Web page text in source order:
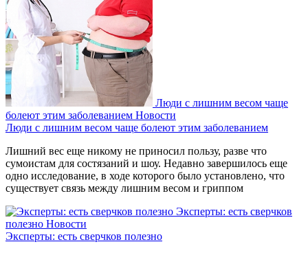
Люди с лишним весом чаще
болеют этим заболеванием Новости
Люди с лишним весом чаще болеют этим заболеванием
Лишний вес еще никому не приносил пользу, разве что
сумоистам для состязаний и шоу. Недавно завершилось еще
одно исследование, в ходе которого было установлено, что
существует связь между лишним весом и гриппом
Эксперты: есть сверчков
полезно Новости
Эксперты: есть сверчков полезно